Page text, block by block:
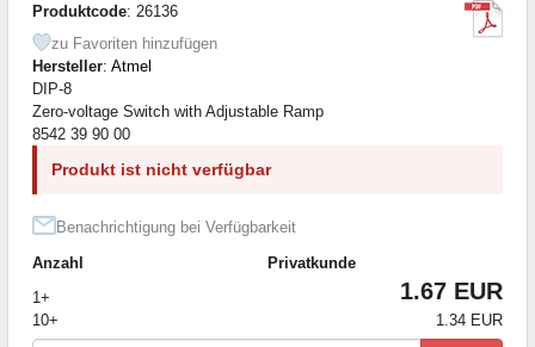
Produktcode: 26136
zu Favoriten hinzufügen
Hersteller: Atmel
DIP-8
Zero-voltage Switch with Adjustable Ramp
8542 39 90 00
Produkt ist nicht verfügbar
Benachrichtigung bei Verfügbarkeit
Anzahl
Privatkunde
1+
1.67 EUR
10+ 1.34 EUR